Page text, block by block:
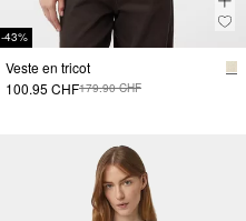
-43%
Veste en tricot
100.95 CHF179.90 CHF